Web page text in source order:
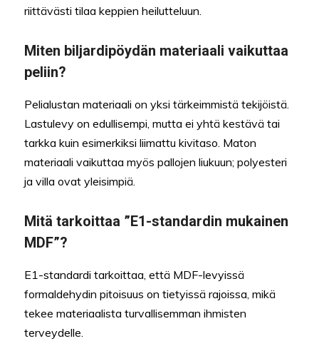
riittävästi tilaa keppien heilutteluun.
Miten biljardipöydän materiaali vaikuttaa
peliin?
Pelialustan materiaali on yksi tärkeimmistä tekijöistä.
Lastulevy on edullisempi, mutta ei yhtä kestävä tai
tarkka kuin esimerkiksi liimattu kivitaso. Maton
materiaali vaikuttaa myös pallojen liukuun; polyesteri
ja villa ovat yleisimpiä.
Mitä tarkoittaa ”E1-standardin mukainen
MDF”?
E1-standardi tarkoittaa, että MDF-levyissä
formaldehydin pitoisuus on tietyissä rajoissa, mikä
tekee materiaalista turvallisemman ihmisten
terveydelle.